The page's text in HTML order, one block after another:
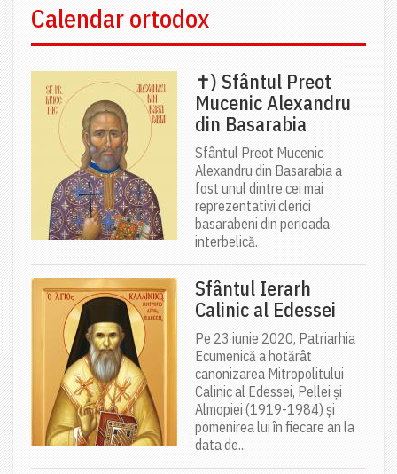
Calendar ortodox
✝) Sfântul Preot
Mucenic Alexandru
din Basarabia
Sfântul Preot Mucenic
Alexandru din Basarabia a
fost unul dintre cei mai
reprezentativi clerici
basarabeni din perioada
interbelică.
Sfântul Ierarh
Calinic al Edessei
Pe 23 iunie 2020, Patriarhia
Ecumenică a hotărât
canonizarea Mitropolitului
Calinic al Edessei, Pellei și
Almopiei (1919-1984) și
pomenirea lui în fiecare an la
data de...